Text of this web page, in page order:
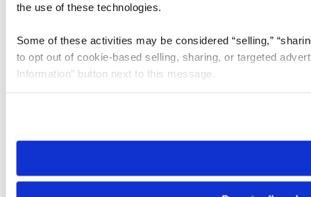
the use of these technologies.
Some of these activities may be considered “selling,”
to opt out of cookie-based selling, sharing, or targeted
Information” button next to this message.
need to be set again.